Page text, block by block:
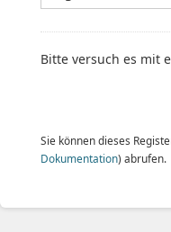
Bitte versuch es mit
Sie können dieses
Dokumentation) abrufen.